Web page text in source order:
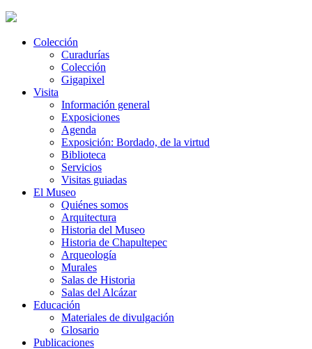
Colección
Curadurías
Colección
Gigapixel
Visita
Información general
Exposiciones
Agenda
Exposición: Bordado, de la virtud
Biblioteca
Servicios
Visitas guiadas
El Museo
Quiénes somos
Arquitectura
Historia del Museo
Historia de Chapultepec
Arqueología
Murales
Salas de Historia
Salas del Alcázar
Educación
Materiales de divulgación
Glosario
Publicaciones